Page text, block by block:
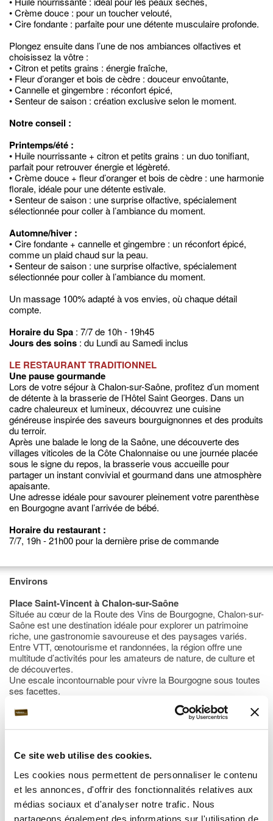
Ce site web utilise des cookies.
Les cookies nous permettent de personnaliser le contenu
et les annonces, d'offrir des fonctionnalités relatives aux
médias sociaux et d'analyser notre trafic. Nous
partageons également des informations sur l'utilisation de
• Crème douce : pour un toucher velouté,
• Cire fondante : parfaite pour une détente musculaire profonde.
Plongez ensuite dans l’une de nos ambiances olfactives et
choisissez la vôtre :
• Citron et petits grains : énergie fraîche,
• Fleur d’oranger et bois de cèdre : douceur envoûtante,
• Cannelle et gingembre : réconfort épicé,
• Senteur de saison : création exclusive selon le moment.
Notre conseil :
Printemps/été :
• Huile nourrissante + citron et petits grains : un duo tonifiant,
parfait pour retrouver énergie et légèreté.
• Crème douce + fleur d’oranger et bois de cèdre : une harmonie
florale, idéale pour une détente estivale.
• Senteur de saison : une surprise olfactive, spécialement
sélectionnée pour coller à l’ambiance du moment.
Automne/hiver :
• Cire fondante + cannelle et gingembre : un réconfort épicé,
comme un plaid chaud sur la peau.
• Senteur de saison : une surprise olfactive, spécialement
sélectionnée pour coller à l’ambiance du moment.
Un massage 100% adapté à vos envies, où chaque détail
compte.
Horaire du Spa : 7/7 de 10h - 19h45
Jours des soins : du Lundi au Samedi inclus
LE RESTAURANT TRADITIONNEL
Une pause gourmande
Lors de votre séjour à Chalon-sur-Saône, profitez d’un moment
de détente à la brasserie de l’Hôtel Saint Georges. Dans un
cadre chaleureux et lumineux, découvrez une cuisine
généreuse inspirée des saveurs bourguignonnes et des produits
du terroir.
Après une balade le long de la Saône, une découverte des
villages viticoles de la Côte Chalonnaise ou une journée placée
sous le signe du repos, la brasserie vous accueille pour
partager un instant convivial et gourmand dans une atmosphère
apaisante.
Une adresse idéale pour savourer pleinement votre parenthèse
en Bourgogne avant l’arrivée de bébé.
Horaire du restaurant :
7/7, 19h - 21h00 pour la dernière prise de commande
Environs
Place Saint-Vincent à Chalon-sur-Saône
Située au cœur de la Route des Vins de Bourgogne, Chalon-sur-
Saône est une destination idéale pour explorer un patrimoine
riche, une gastronomie savoureuse et des paysages variés.
Entre VTT, œnotourisme et randonnées, la région offre une
multitude d’activités pour les amateurs de nature, de culture et
de découvertes.
Une escale incontournable pour vivre la Bourgogne sous toutes
ses facettes.
Dégustation de vins en Côte Chalonnaise :
une escapade œnologique aux portes de Chalon-sur-Saône
À quelques minutes de l’hôtel, la Côte Chalonnaise vous invite à